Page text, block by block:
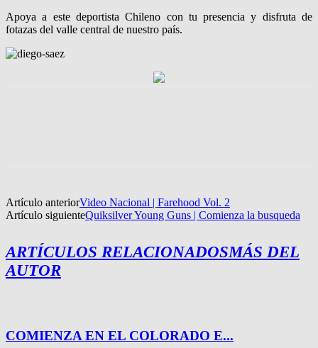
Apoya a este deportista Chileno con tu presencia y disfruta de
fotazas del valle central de nuestro país.
Artículo anteriorVideo Nacional | Farehood Vol. 2
Artículo siguienteQuiksilver Young Guns | Comienza la busqueda
ARTÍCULOS RELACIONADOSMÁS DEL
AUTOR
COMIENZA EN EL COLORADO E...